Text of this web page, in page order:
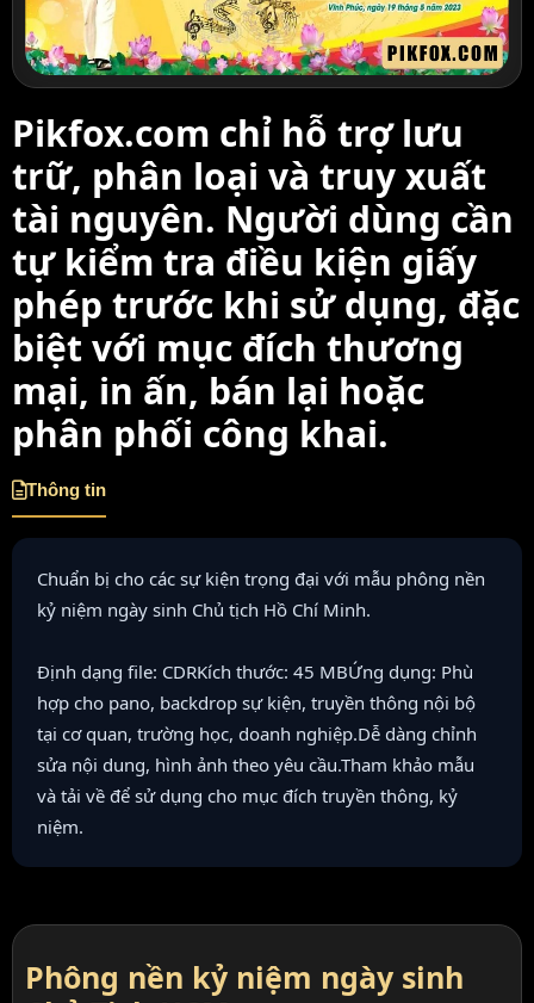
Pikfox.com chỉ hỗ trợ lưu
trữ, phân loại và truy xuất
tài nguyên. Người dùng cần
tự kiểm tra điều kiện giấy
phép trước khi sử dụng, đặc
biệt với mục đích thương
mại, in ấn, bán lại hoặc
phân phối công khai.
Thông tin
Chuẩn bị cho các sự kiện trọng đại với mẫu phông nền
kỷ niệm ngày sinh Chủ tịch Hồ Chí Minh.
Định dạng file: CDRKích thước: 45 MBỨng dụng: Phù
hợp cho pano, backdrop sự kiện, truyền thông nội bộ
tại cơ quan, trường học, doanh nghiệp.Dễ dàng chỉnh
sửa nội dung, hình ảnh theo yêu cầu.Tham khảo mẫu
và tải về để sử dụng cho mục đích truyền thông, kỷ
niệm.
Phông nền kỷ niệm ngày sinh